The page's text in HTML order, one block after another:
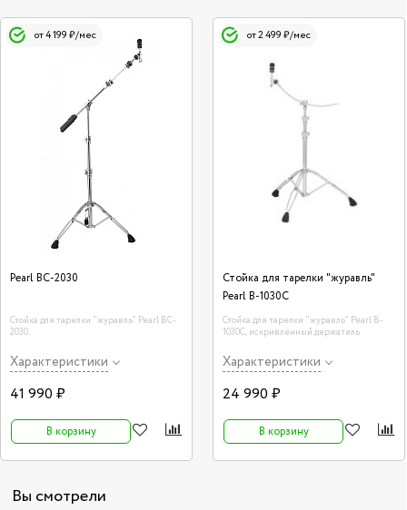
от 4 199 ₽/мес
Pearl BC-2030
Стойка для тарелки "журавль" Pearl BC-
2030.
Характеристики
41 990 ₽
В корзину
от 2 499 ₽/мес
Стойка для тарелки "журавль"
Pearl B-1030C
Стойка для тарелки "журавль" Pearl B-
1030C, искривлённый держатель
Характеристики
24 990 ₽
В корзину
Вы смотрели